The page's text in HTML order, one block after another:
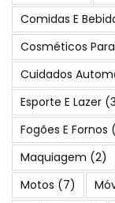
Comidas E
Cosméticos
Cuidados
Esporte E Lazer
Fogões E Fornos
Maquiagem (2)
Motos (7)